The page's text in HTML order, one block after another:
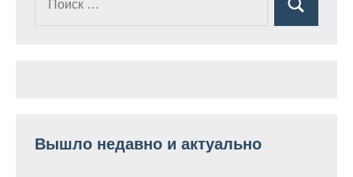
Поиск
Вышло недавно и актуально